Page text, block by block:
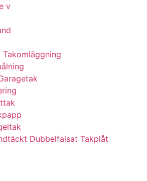
Takomläggning
Dubbelfalsat Takplåt